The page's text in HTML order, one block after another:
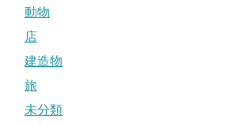
動物
店
建造物
旅
未分類